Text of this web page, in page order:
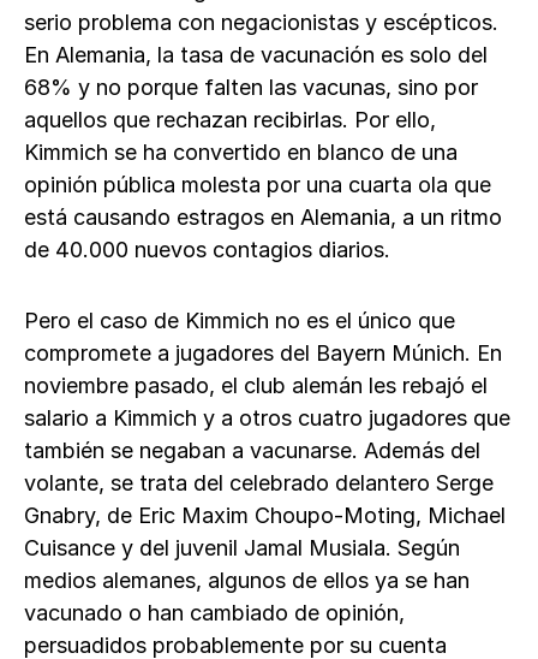
serio problema con negacionistas y escépticos.
En Alemania, la tasa de vacunación es solo del
68% y no porque falten las vacunas, sino por
aquellos que rechazan recibirlas. Por ello,
Kimmich se ha convertido en blanco de una
opinión pública molesta por una cuarta ola que
está causando estragos en Alemania, a un ritmo
de 40.000 nuevos contagios diarios.
Pero el caso de Kimmich no es el único que
compromete a jugadores del Bayern Múnich. En
noviembre pasado, el club alemán les rebajó el
salario a Kimmich y a otros cuatro jugadores que
también se negaban a vacunarse. Además del
volante, se trata del celebrado delantero Serge
Gnabry, de Eric Maxim Choupo-Moting, Michael
Cuisance y del juvenil Jamal Musiala. Según
medios alemanes, algunos de ellos ya se han
vacunado o han cambiado de opinión,
persuadidos probablemente por su cuenta